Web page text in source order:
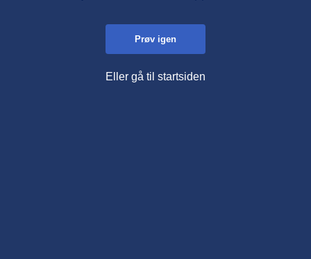
Prøv igen
Eller gå til startsiden